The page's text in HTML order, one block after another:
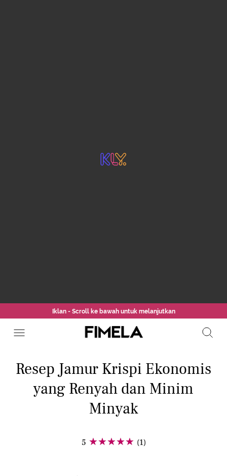
Iklan - Scroll ke bawah untuk melanjutkan
Resep Jamur Krispi Ekonomis
yang Renyah dan Minim
Minyak
5 (1)